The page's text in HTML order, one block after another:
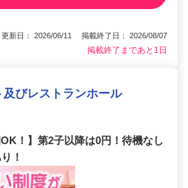
更新日： 2026/06/11 掲載終了日： 2026/08/07
掲載終了まであと1日
びレストランホール
OK！】第2子以降は0円！待機なし
！